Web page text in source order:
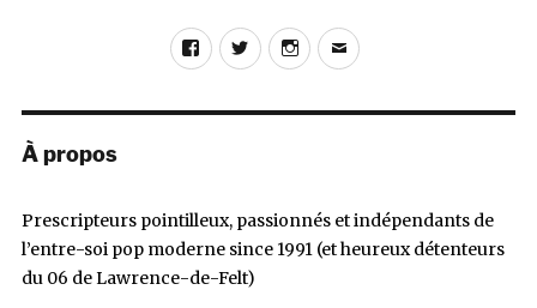
FacebookTwitterInstagram
E-
À propos
Prescripteurs pointilleux, passionnés et indépendants de
l’entre-soi pop moderne since 1991 (et heureux détenteurs
du 06 de Lawrence-de-Felt)